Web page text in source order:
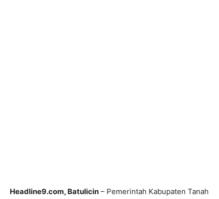
Headline9.com, Batulicin – Pemerintah Kabupaten Tanah